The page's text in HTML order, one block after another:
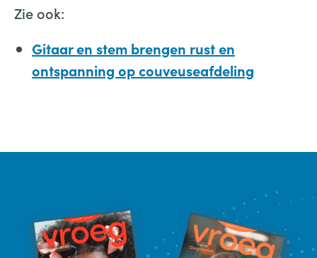
Zie ook:
Gitaar en stem brengen rust en
ontspanning op couveuseafdeling